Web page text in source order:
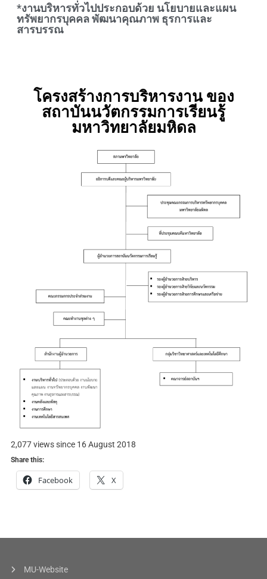
*งานบริหารทั่วไปประกอบด้วย นโยบายและแผน
ทรัพยากรบุคคล พัฒนาคุณภาพ ธุรการและ
สารบรรณ
โครงสร้างการบริหารงาน ของ
สถาบันนวัตกรรมการเรียนรู้
มหาวิทยาลัยมหิดล
2,077 views since 16 August 2018
Share this:
Facebook X
MU-Website